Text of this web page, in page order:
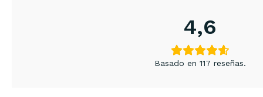
4,6
Basado en 117 reseñas.